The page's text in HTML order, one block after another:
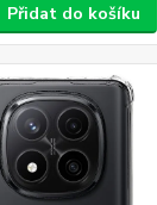
Přidat do košíku